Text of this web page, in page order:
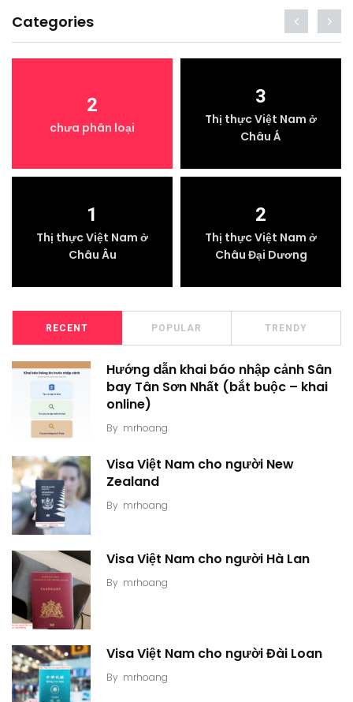
Categories
2
chưa phân loại
3
Thị thực Việt Nam ở
Châu Á
1
Thị thực Việt Nam ở
Châu Âu
2
Thị thực Việt Nam ở
Châu Đại Dương
RECENT POPULAR TRENDY
Hướng dẫn khai báo nhập cảnh Sân
bay Tân Sơn Nhất (bắt buộc – khai
online)
By mrhoang
Visa Việt Nam cho người New
Zealand
By mrhoang
Visa Việt Nam cho người Hà Lan
By mrhoang
Visa Việt Nam cho người Đài Loan
By mrhoang